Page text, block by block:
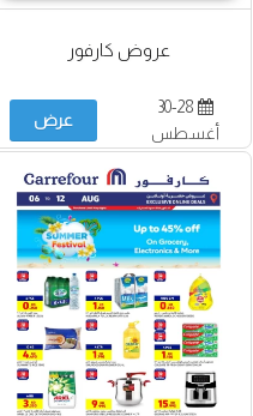
عروض كارفور
30-28
أغسطس
عرض